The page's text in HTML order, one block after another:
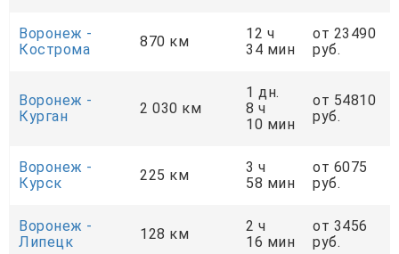
Воронеж -
Кострома
870 км
12 ч
34 мин
от 23490
руб.
Воронеж -
Курган
2 030 км
1 дн.
8 ч
10 мин
от 54810
руб.
Воронеж -
Курск
225 км
3 ч
58 мин
от 6075
руб.
Воронеж -
Липецк
128 км
2 ч
16 мин
от 3456
руб.